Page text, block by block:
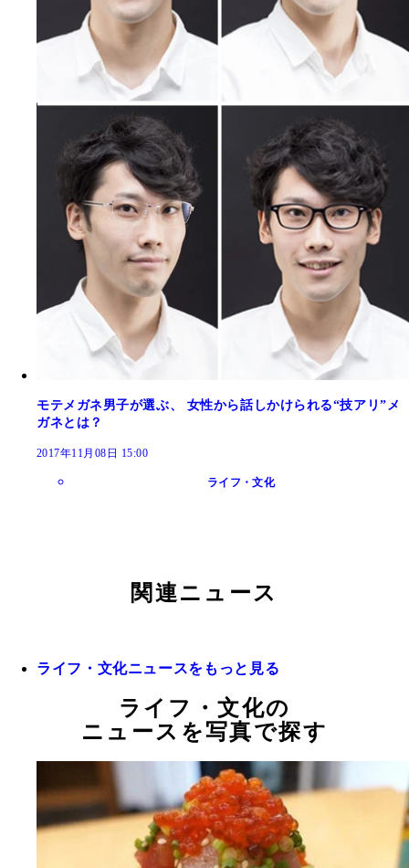
モテメガネ男子が選ぶ、 女性から話しかけられる“技アリ”メ
ガネとは？
2017年11月08日 15:00
ライフ・文化
関連ニュース
ライフ・文化ニュースをもっと見る
ライフ・文化の
ニュースを写真で探す